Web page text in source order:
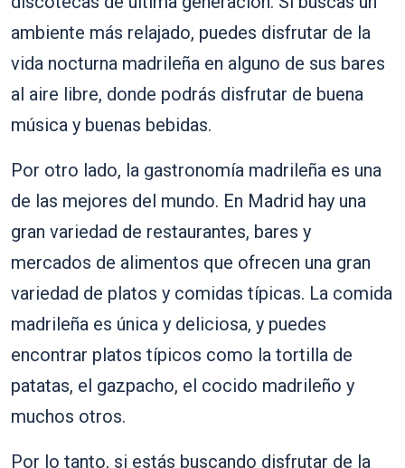
ambiente más relajado, puedes disfrutar de la
vida nocturna madrileña en alguno de sus bares
al aire libre, donde podrás disfrutar de buena
música y buenas bebidas.
Por otro lado, la gastronomía madrileña es una
de las mejores del mundo. En Madrid hay una
gran variedad de restaurantes, bares y
mercados de alimentos que ofrecen una gran
variedad de platos y comidas típicas. La comida
madrileña es única y deliciosa, y puedes
encontrar platos típicos como la tortilla de
patatas, el gazpacho, el cocido madrileño y
muchos otros.
Por lo tanto, si estás buscando disfrutar de la